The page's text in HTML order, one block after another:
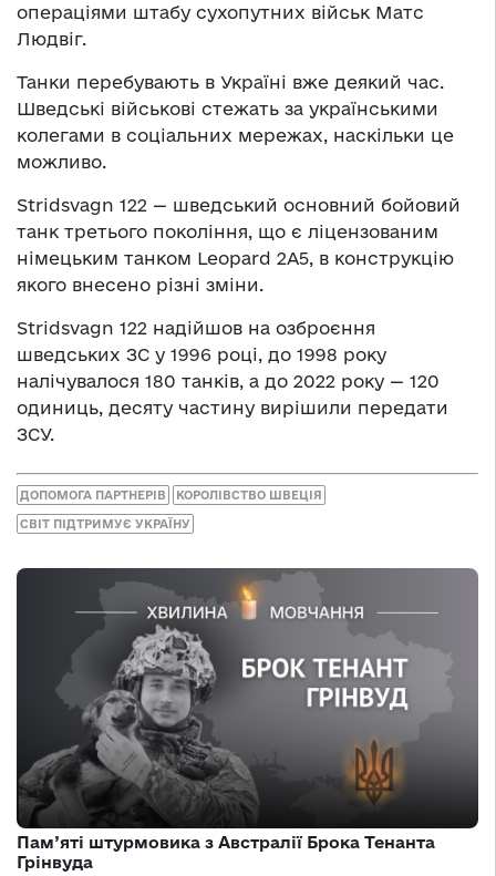
операціями штабу сухопутних військ Матс
Людвіг.
Танки перебувають в Україні вже деякий час.
Шведські військові стежать за українськими
колегами в соціальних мережах, наскільки це
можливо.
Stridsvagn 122 — шведський основний бойовий
танк третього покоління, що є ліцензованим
німецьким танком Leopard 2А5, в конструкцію
якого внесено різні зміни.
Stridsvagn 122 надійшов на озброєння
шведських ЗС у 1996 році, до 1998 року
налічувалося 180 танків, а до 2022 року — 120
одиниць, десяту частину вирішили передати
ЗСУ.
ДОПОМОГА ПАРТНЕРІВ КОРОЛІВСТВО ШВЕЦІЯ
СВІТ ПІДТРИМУЄ УКРАЇНУ
Пам’яті штурмовика з Австралії Брока Тенанта
Грінвуда